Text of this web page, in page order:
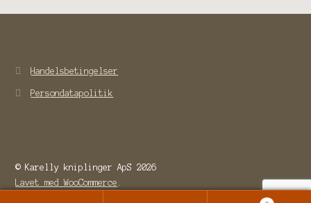
Handelsbetingelser
Persondatapolitik
© Karelly kniplinger ApS 2026
Lavet med WooCommerce